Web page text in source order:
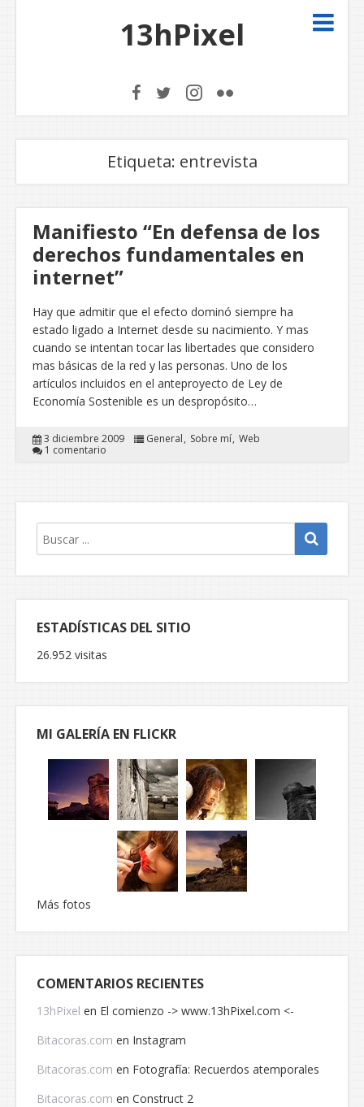
13hPixel
Etiqueta: entrevista
Manifiesto “En defensa de los
derechos fundamentales en
internet”
Hay que admitir que el efecto dominó siempre ha
estado ligado a Internet desde su nacimiento. Y mas
cuando se intentan tocar las libertades que considero
mas básicas de la red y las personas. Uno de los
artículos incluidos en el anteproyecto de Ley de
Economía Sostenible es un despropósito…
3 diciembre 2009 General Sobre mí Web
1 comentario
ESTADÍSTICAS DEL SITIO
26.952 visitas
MI GALERÍA EN FLICKR
Más fotos
COMENTARIOS RECIENTES
13hPixel en El comienzo -> www.13hPixel.com <-
Bitacoras.com en Instagram
Bitacoras.com en Fotografía: Recuerdos atemporales
Bitacoras.com en Construct 2